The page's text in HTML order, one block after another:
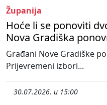
Županija
Hoće li se ponoviti
Nova Gradiška
Građani Nove Gradiške
Prijevremeni izbori...
30.07.2026. u 15:00